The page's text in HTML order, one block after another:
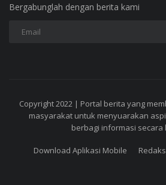
Bergabunglah dengan berita kami
Copyright 2022 | Portal berita yang
masyarakat untuk menyuarakan
berbagi informasi secara
Download Aplikasi Mobile